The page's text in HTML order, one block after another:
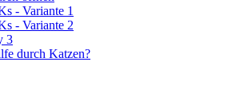
- Variante 1
- Variante 2
3
durch Katzen?